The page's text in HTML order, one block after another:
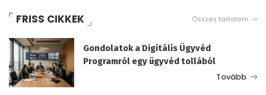
FRISS CIKKEK Összes tartalom
Gondolatok a Digitális Ügyvéd
Programról egy ügyvéd tollából
Tovább